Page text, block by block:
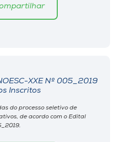
XXE Nº 005_2019
Inscritos
do processo seletivo de
de acordo com o Edital